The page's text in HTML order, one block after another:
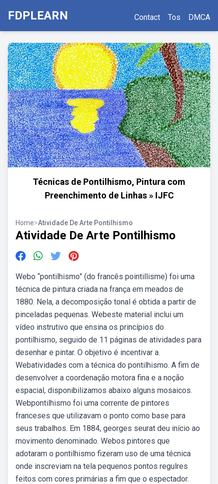
FDPLEARN Contact Tos DMCA
Técnicas de Pontilhismo, Pintura com
Preenchimento de Linhas » IJFC
Home>Atividade De Arte Pontilhismo
Atividade De Arte Pontilhismo
Webo “pontilhismo” (do francês pointillisme) foi uma
técnica de pintura criada na frança em meados de
1880. Nela, a decomposição tonal é obtida a partir de
pinceladas pequenas. Webeste material inclui um
vídeo instrutivo que ensina os princípios do
pontilhismo, seguido de 11 páginas de atividades para
desenhar e pintar. O objetivo é incentivar a.
Webatividades com a técnica do pontilhismo. A fim de
desenvolver a coordenação motora fina e a noção
espacial, disponibilizamos abaixo alguns mosaicos.
Webpontilhismo foi uma corrente de pintores
franceses que utilizavam o ponto como base para
seus trabalhos. Em 1884, georges seurat deu início ao
movimento denominado. Webos pintores que
adotaram o pontilhismo fizeram uso de uma técnica
onde inscreviam na tela pequenos pontos regulres
feitos com cores primárias a fim que o espectador.